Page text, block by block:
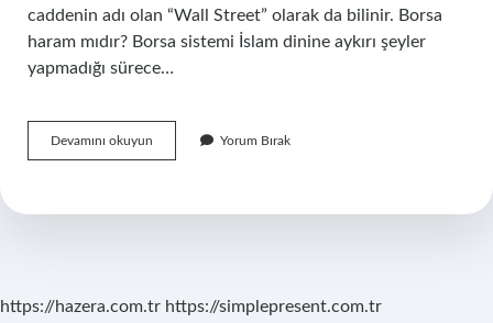
caddenin adı olan “Wall Street” olarak da bilinir. Borsa
haram mıdır? Borsa sistemi İslam dinine aykırı şeyler
yapmadığı sürece…
Devamını okuyun
Özel
Mi
Yorum Bırak
https://hazera.com.tr https://simplepresent.com.tr